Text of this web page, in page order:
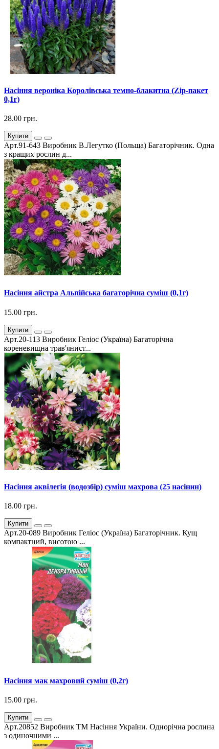
Насіння вероніка Королівська темно-блакитна (Zip-пакет
0,1г)
28.00 грн.
Купити
Арт.91-643 Виробник В.Легутко (Польща) Багаторічник. Одна
з кращих рослин д...
Насіння айстра Альпійська багаторічна суміш (0,1г)
15.00 грн.
Купити
Арт.20-113 Виробник Геліос (Україна) Багаторічна
кореневищна трав'янист...
Насіння аквілегія (водозбір) суміш махрова (25 насінин)
18.00 грн.
Купити
Арт.20-089 Виробник Геліос (Україна) Багаторічник. Кущ
компактний, висотою ...
Насіння мак махровий суміш (0,2г)
15.00 грн.
Купити
Арт.20852 Виробник ТМ Насіння України. Однорічна рослина
з одиночними ...